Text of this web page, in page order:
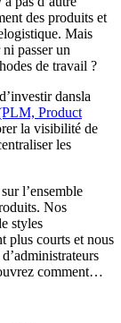
des produits et
Mais
passer un
de travail ?
dansla
Product
la visibilité de
les
l’ensemble
Nos
styles
plus courts et nous
comment…